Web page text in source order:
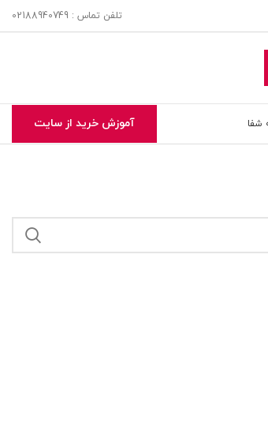
تلفن تماس : 02188940749
شفا آموزش خرید از سایت